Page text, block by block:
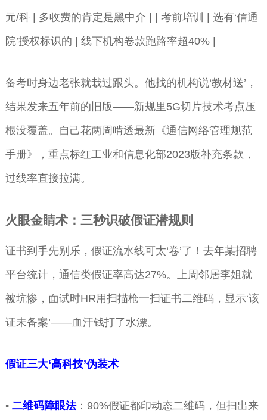
元/科 | 多收费的肯定是黑中介 | | 考前培训 | 选有‘信通
院’授权标识的 | 线下机构卷款跑路率超40% |
备考时身边老张就栽过跟头。他找的机构说‘教材送’，
结果发来五年前的旧版——新规里5G切片技术考点压
根没覆盖。自己花两周啃透最新《通信网络管理规范
手册》，重点标红工业和信息化部2023版补充条款，
过线率直接拉满。
火眼金睛术：三秒识破假证潜规则
证书到手先别乐，假证流水线可太‘卷’了！去年某招聘
平台统计，通信类假证率高达27%。上周邻居李姐就
被坑惨，面试时HR用扫描枪一扫证书二维码，显示‘该
证未备案’——血汗钱打了水漂。
假证三大‘高科技’伪装术
• 二维码障眼法：90%假证都印动态二维码，但扫出来